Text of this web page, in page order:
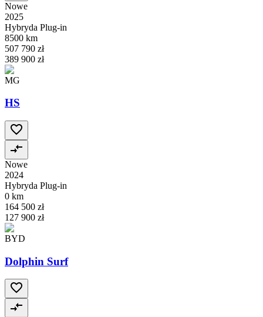
Nowe
2025
Hybryda Plug-in
8500 km
507 790 zł
389 900 zł
MG
HS
Nowe
2024
Hybryda Plug-in
0 km
164 500 zł
127 900 zł
BYD
Dolphin Surf